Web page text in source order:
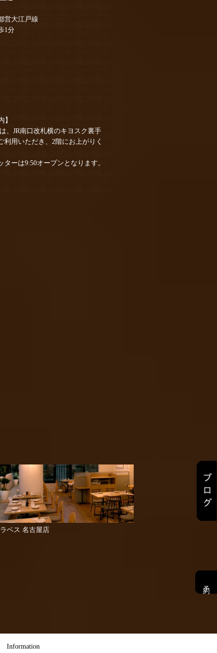
営大江戸線
1分
】
、JR南口改札横のキヨスク裏手
利用いただき、2階にお上がりく
ーは9:50オープンとなります。
ベス 名古屋店
Information